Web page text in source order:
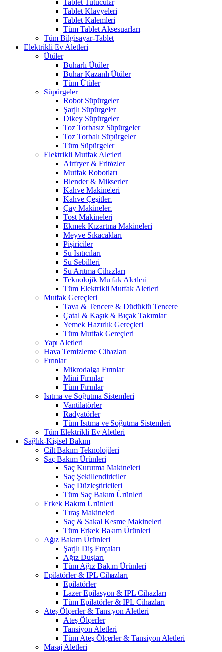
Tablet Tutucular
Tablet Klavyeleri
Tablet Kalemleri
Tüm Tablet Aksesuarları
Tüm Bilgisayar-Tablet
Elektrikli Ev Aletleri
Ütüler
Buharlı Ütüler
Buhar Kazanlı Ütüler
Tüm Ütüler
Süpürgeler
Robot Süpürgeler
Şarjlı Süpürgeler
Dikey Süpürgeler
Toz Torbasız Süpürgeler
Toz Torbalı Süpürgeler
Tüm Süpürgeler
Elektrikli Mutfak Aletleri
Airfryer & Fritözler
Mutfak Robotları
Blender & Mikserler
Kahve Makineleri
Kahve Çeşitleri
Çay Makineleri
Tost Makineleri
Ekmek Kızartma Makineleri
Meyve Sıkacakları
Pişiriciler
Su Isıtıcıları
Su Sebilleri
Su Arıtma Cihazları
Teknolojik Mutfak Aletleri
Tüm Elektrikli Mutfak Aletleri
Mutfak Gereçleri
Tava & Tencere & Düdüklü Tencere
Çatal & Kaşık & Bıçak Takımları
Yemek Hazırlık Gereçleri
Tüm Mutfak Gereçleri
Yapı Aletleri
Hava Temizleme Cihazları
Fırınlar
Mikrodalga Fırınlar
Mini Fırınlar
Tüm Fırınlar
Isıtma ve Soğutma Sistemleri
Vantilatörler
Radyatörler
Tüm Isıtma ve Soğutma Sistemleri
Tüm Elektrikli Ev Aletleri
Sağlık-Kişisel Bakım
Cilt Bakım Teknolojileri
Saç Bakım Ürünleri
Saç Kurutma Makineleri
Saç Şekillendiriciler
Saç Düzleştiricileri
Tüm Saç Bakım Ürünleri
Erkek Bakım Ürünleri
Tıraş Makineleri
Saç & Sakal Kesme Makineleri
Tüm Erkek Bakım Ürünleri
Ağız Bakım Ürünleri
Şarjlı Diş Fırçaları
Ağız Duşları
Tüm Ağız Bakım Ürünleri
Epilatörler & IPL Cihazları
Epilatörler
Lazer Epilasyon & IPL Cihazları
Tüm Epilatörler & IPL Cihazları
Ateş Ölçerler & Tansiyon Aletleri
Ateş Ölçerler
Tansiyon Aletleri
Tüm Ateş Ölçerler & Tansiyon Aletleri
Masaj Aletleri